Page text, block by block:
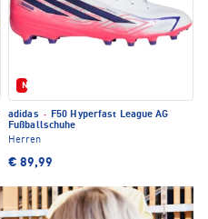
Neu
adidas ·
F50 Hyperfast League AG
Fußballschuhe
Herren
€ 89,99